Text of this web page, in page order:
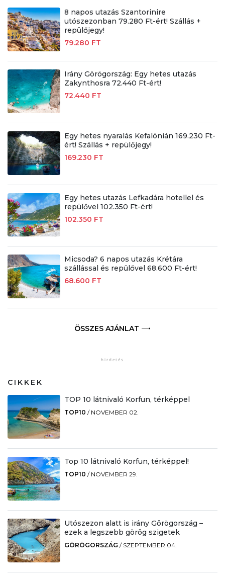
8 napos utazás Szantorinire
utószezonban 79.280 Ft-ért! Szállás +
repülőjegy!
79.280 FT
Irány Görögország: Egy hetes utazás
Zakynthosra 72.440 Ft-ért!
72.440 FT
Egy hetes nyaralás Kefalónián 169.230 Ft-
ért! Szállás + repülőjegy!
169.230 FT
Egy hetes utazás Lefkadára hotellel és
repülővel 102.350 Ft-ért!
102.350 FT
Micsoda? 6 napos utazás Krétára
szállással és repülővel 68.600 Ft-ért!
68.600 FT
ÖSSZES AJÁNLAT
CIKKEK
TOP 10 látnivaló Korfun, térképpel
TOP10 / NOVEMBER 02.
Top 10 látnivaló Korfun, térképpel!
TOP10 / NOVEMBER 29.
Utószezon alatt is irány Görögország –
ezek a legszebb görög szigetek
GÖRÖGORSZÁG / SZEPTEMBER 04.